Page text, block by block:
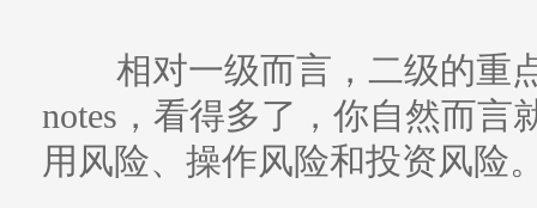
相对一级而言，二级的重
notes，看得多了，你自然而
用风险、操作风险和投资风险